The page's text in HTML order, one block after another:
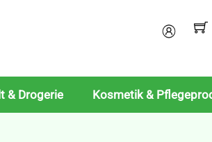
Mein
& Drogerie Kosmetik &